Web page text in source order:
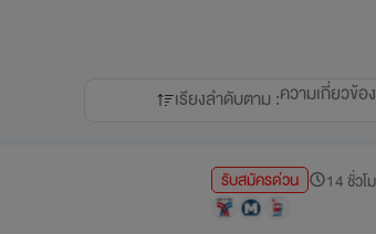
เรียงลำดับตาม :ความเกี่ยวข้อง
รับสมัครด่วน 14 ชั่วโ